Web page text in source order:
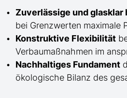
Zuverlässige und
bei Grenzwerten maximale
Konstruktive Flexibilität
Verbaumaßnahmen im
Nachhaltiges Fundament
ökologische Bilanz des